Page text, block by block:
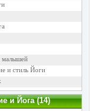
малышей
и стиль Йоги
и Йога (14)